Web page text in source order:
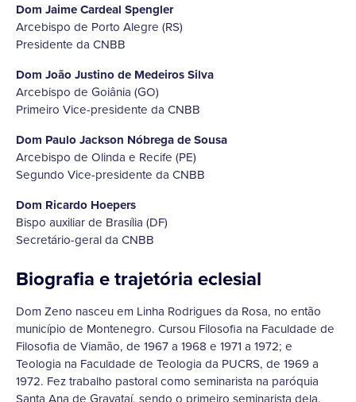
Dom Jaime Cardeal Spengler
Arcebispo de Porto Alegre (RS)
Presidente da CNBB
Dom João Justino de Medeiros Silva
Arcebispo de Goiânia (GO)
Primeiro Vice-presidente da CNBB
Dom Paulo Jackson Nóbrega de Sousa
Arcebispo de Olinda e Recife (PE)
Segundo Vice-presidente da CNBB
Dom Ricardo Hoepers
Bispo auxiliar de Brasília (DF)
Secretário-geral da CNBB
Biografia e trajetória eclesial
Dom Zeno nasceu em Linha Rodrigues da Rosa, no então
município de Montenegro. Cursou Filosofia na Faculdade de
Filosofia de Viamão, de 1967 a 1968 e 1971 a 1972; e
Teologia na Faculdade de Teologia da PUCRS, de 1969 a
1972. Fez trabalho pastoral como seminarista na paróquia